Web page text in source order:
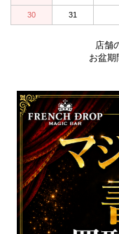
30 31
店舗
お盆期